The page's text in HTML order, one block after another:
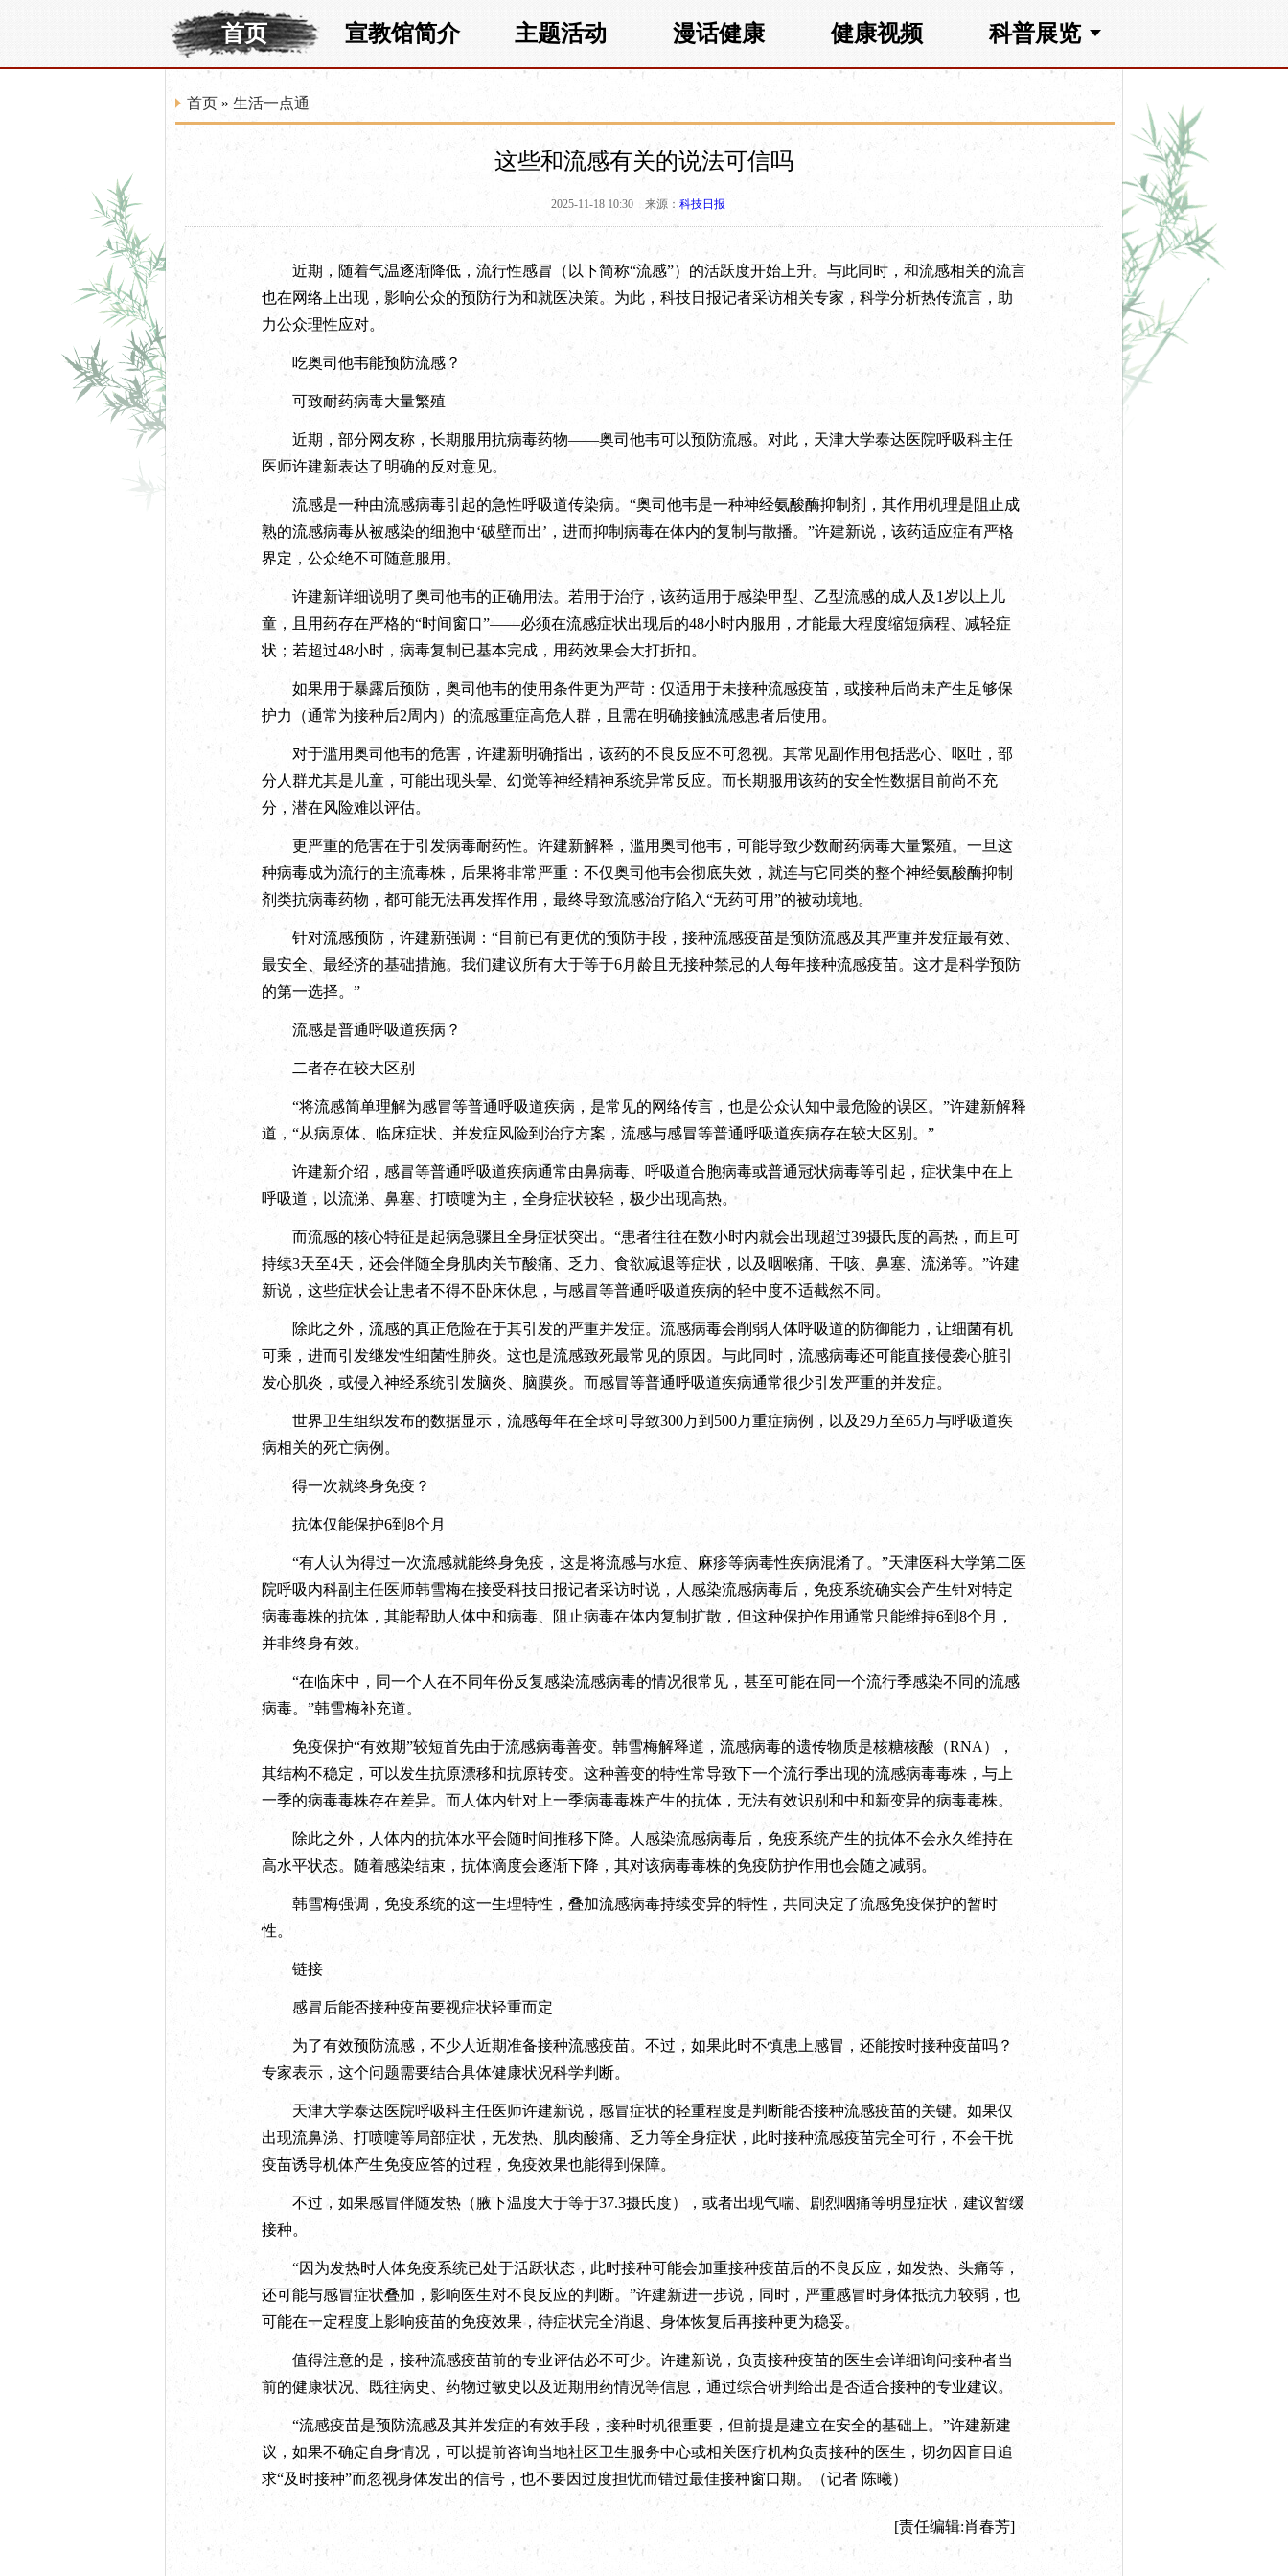
首页 宣教馆简介 主题活动 漫话健康 健康视频 科普展览
首页 » 生活一点通
这些和流感有关的说法可信吗
2025-11-18 10:30 来源： 科技日报
近期，随着气温逐渐降低，流行性感冒（以下简称“流感”）的活跃度开始上升。与此同时，和流感相关的流言
也在网络上出现，影响公众的预防行为和就医决策。为此，科技日报记者采访相关专家，科学分析热传流言，助
力公众理性应对。
吃奥司他韦能预防流感？
可致耐药病毒大量繁殖
近期，部分网友称，长期服用抗病毒药物——奥司他韦可以预防流感。对此，天津大学泰达医院呼吸科主任
医师许建新表达了明确的反对意见。
流感是一种由流感病毒引起的急性呼吸道传染病。“奥司他韦是一种神经氨酸酶抑制剂，其作用机理是阻止成
熟的流感病毒从被感染的细胞中‘破壁而出’，进而抑制病毒在体内的复制与散播。”许建新说，该药适应症有严格
界定，公众绝不可随意服用。
许建新详细说明了奥司他韦的正确用法。若用于治疗，该药适用于感染甲型、乙型流感的成人及1岁以上儿
童，且用药存在严格的“时间窗口”——必须在流感症状出现后的48小时内服用，才能最大程度缩短病程、减轻症
状；若超过48小时，病毒复制已基本完成，用药效果会大打折扣。
如果用于暴露后预防，奥司他韦的使用条件更为严苛：仅适用于未接种流感疫苗，或接种后尚未产生足够保
护力（通常为接种后2周内）的流感重症高危人群，且需在明确接触流感患者后使用。
对于滥用奥司他韦的危害，许建新明确指出，该药的不良反应不可忽视。其常见副作用包括恶心、呕吐，部
分人群尤其是儿童，可能出现头晕、幻觉等神经精神系统异常反应。而长期服用该药的安全性数据目前尚不充
分，潜在风险难以评估。
更严重的危害在于引发病毒耐药性。许建新解释，滥用奥司他韦，可能导致少数耐药病毒大量繁殖。一旦这
种病毒成为流行的主流毒株，后果将非常严重：不仅奥司他韦会彻底失效，就连与它同类的整个神经氨酸酶抑制
剂类抗病毒药物，都可能无法再发挥作用，最终导致流感治疗陷入“无药可用”的被动境地。
针对流感预防，许建新强调：“目前已有更优的预防手段，接种流感疫苗是预防流感及其严重并发症最有效、
最安全、最经济的基础措施。我们建议所有大于等于6月龄且无接种禁忌的人每年接种流感疫苗。这才是科学预防
的第一选择。”
流感是普通呼吸道疾病？
二者存在较大区别
“将流感简单理解为感冒等普通呼吸道疾病，是常见的网络传言，也是公众认知中最危险的误区。”许建新解释
道，“从病原体、临床症状、并发症风险到治疗方案，流感与感冒等普通呼吸道疾病存在较大区别。”
许建新介绍，感冒等普通呼吸道疾病通常由鼻病毒、呼吸道合胞病毒或普通冠状病毒等引起，症状集中在上
呼吸道，以流涕、鼻塞、打喷嚏为主，全身症状较轻，极少出现高热。
而流感的核心特征是起病急骤且全身症状突出。“患者往往在数小时内就会出现超过39摄氏度的高热，而且可
持续3天至4天，还会伴随全身肌肉关节酸痛、乏力、食欲减退等症状，以及咽喉痛、干咳、鼻塞、流涕等。”许建
新说，这些症状会让患者不得不卧床休息，与感冒等普通呼吸道疾病的轻中度不适截然不同。
除此之外，流感的真正危险在于其引发的严重并发症。流感病毒会削弱人体呼吸道的防御能力，让细菌有机
可乘，进而引发继发性细菌性肺炎。这也是流感致死最常见的原因。与此同时，流感病毒还可能直接侵袭心脏引
发心肌炎，或侵入神经系统引发脑炎、脑膜炎。而感冒等普通呼吸道疾病通常很少引发严重的并发症。
世界卫生组织发布的数据显示，流感每年在全球可导致300万到500万重症病例，以及29万至65万与呼吸道疾
病相关的死亡病例。
得一次就终身免疫？
抗体仅能保护6到8个月
“有人认为得过一次流感就能终身免疫，这是将流感与水痘、麻疹等病毒性疾病混淆了。”天津医科大学第二医
院呼吸内科副主任医师韩雪梅在接受科技日报记者采访时说，人感染流感病毒后，免疫系统确实会产生针对特定
病毒毒株的抗体，其能帮助人体中和病毒、阻止病毒在体内复制扩散，但这种保护作用通常只能维持6到8个月，
并非终身有效。
“在临床中，同一个人在不同年份反复感染流感病毒的情况很常见，甚至可能在同一个流行季感染不同的流感
病毒。”韩雪梅补充道。
免疫保护“有效期”较短首先由于流感病毒善变。韩雪梅解释道，流感病毒的遗传物质是核糖核酸（RNA），
其结构不稳定，可以发生抗原漂移和抗原转变。这种善变的特性常导致下一个流行季出现的流感病毒毒株，与上
一季的病毒毒株存在差异。而人体内针对上一季病毒毒株产生的抗体，无法有效识别和中和新变异的病毒毒株。
除此之外，人体内的抗体水平会随时间推移下降。人感染流感病毒后，免疫系统产生的抗体不会永久维持在
高水平状态。随着感染结束，抗体滴度会逐渐下降，其对该病毒毒株的免疫防护作用也会随之减弱。
韩雪梅强调，免疫系统的这一生理特性，叠加流感病毒持续变异的特性，共同决定了流感免疫保护的暂时
性。
链接
感冒后能否接种疫苗要视症状轻重而定
为了有效预防流感，不少人近期准备接种流感疫苗。不过，如果此时不慎患上感冒，还能按时接种疫苗吗？
专家表示，这个问题需要结合具体健康状况科学判断。
天津大学泰达医院呼吸科主任医师许建新说，感冒症状的轻重程度是判断能否接种流感疫苗的关键。如果仅
出现流鼻涕、打喷嚏等局部症状，无发热、肌肉酸痛、乏力等全身症状，此时接种流感疫苗完全可行，不会干扰
疫苗诱导机体产生免疫应答的过程，免疫效果也能得到保障。
不过，如果感冒伴随发热（腋下温度大于等于37.3摄氏度），或者出现气喘、剧烈咽痛等明显症状，建议暂缓
接种。
“因为发热时人体免疫系统已处于活跃状态，此时接种可能会加重接种疫苗后的不良反应，如发热、头痛等，
还可能与感冒症状叠加，影响医生对不良反应的判断。”许建新进一步说，同时，严重感冒时身体抵抗力较弱，也
可能在一定程度上影响疫苗的免疫效果，待症状完全消退、身体恢复后再接种更为稳妥。
值得注意的是，接种流感疫苗前的专业评估必不可少。许建新说，负责接种疫苗的医生会详细询问接种者当
前的健康状况、既往病史、药物过敏史以及近期用药情况等信息，通过综合研判给出是否适合接种的专业建议。
“流感疫苗是预防流感及其并发症的有效手段，接种时机很重要，但前提是建立在安全的基础上。”许建新建
议，如果不确定自身情况，可以提前咨询当地社区卫生服务中心或相关医疗机构负责接种的医生，切勿因盲目追
求“及时接种”而忽视身体发出的信号，也不要因过度担忧而错过最佳接种窗口期。（记者 陈曦）
[责任编辑:肖春芳]